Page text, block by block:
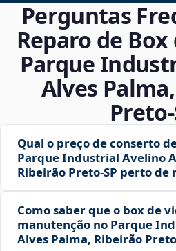
Perguntas
Reparo de
Parque
Alves
Qual o preço de conserto
Parque Industrial Avelino
Ribeirão Preto‑SP perto de
Como saber que o box de
manutenção no Parque
Alves Palma, Ribeirão